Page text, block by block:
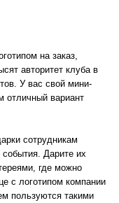
на заказ,
авторитет клуба в
У вас свой мини-
отличный вариант
сотрудникам
Дарите их
где можно
с логотипом компании
пользуются такими